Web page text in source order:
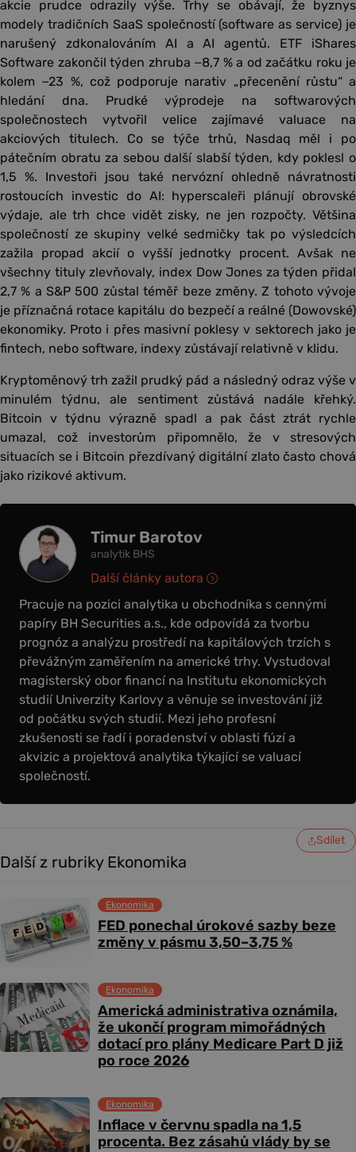
akcie prudce odrazily výše. Trhy se obávají, že byznys
modely tradičních SaaS společností (software as service) je
narušený zdkonalováním AI a AI agentů. ETF iShares
Software zakončil týden zhruba −8,7 % a od začátku roku je
kolem −23 %, což podporuje narativ „přecenění růstu“ a
hledání dna. Prudké výprodeje na softwarových
společnostech vytvořil velice zajímavé valuace na
akciových titulech. Co se týče trhů, Nasdaq měl i po
pátečním obratu za sebou další slabší týden, kdy poklesl o
1,5 %. Investoři jsou také nervózní ohledně návratnosti
rostoucích investic do AI: hyperscaleři plánují obrovské
výdaje, ale trh chce vidět zisky, ne jen rozpočty. Většina
společností ze skupiny velké sedmičky tak po výsledcích
zažila propad akcií o vyšší jednotky procent. Avšak ne
všechny tituly zlevňovaly, index Dow Jones za týden přidal
2,7 % a S&P 500 zůstal téměř beze změny. Z tohoto vývoje
je příznačná rotace kapitálu do bezpečí a reálné (Dowovské)
ekonomiky. Proto i přes masivní poklesy v sektorech jako je
fintech, nebo software, indexy zůstávají relativně v klidu.
Kryptoměnový trh zažil prudký pád a následný odraz výše v
minulém týdnu, ale sentiment zůstává nadále křehký.
Bitcoin v týdnu výrazně spadl a pak část ztrát rychle
umazal, což investorům připomnělo, že v stresových
situacích se i Bitcoin přezdívaný digitální zlato často chová
jako rizikové aktivum.
Timur Barotov
analytik BHS
Pracuje na pozici analytika u obchodníka s cennými
papíry BH Securities a.s., kde odpovídá za tvorbu
prognóz a analýzu prostředí na kapitálových trzích s
převážným zaměřením na americké trhy. Vystudoval
magisterský obor financí na Institutu ekonomických
studií Univerzity Karlovy a věnuje se investování již
od počátku svých studií. Mezi jeho profesní
zkušenosti se řadí i poradenství v oblasti fúzí a
akvizic a projektová analytika týkající se valuací
společností.
Další články autora
Sdílet
Další z rubriky Ekonomika
FED ponechal úrokové sazby beze
změny v pásmu 3,50–3,75 %
Ekonomika
Americká administrativa oznámila,
že ukončí program mimořádných
dotací pro plány Medicare Part D již
po roce 2026
Ekonomika
Inflace v červnu spadla na 1,5
procenta. Bez zásahů vlády by se
Ekonomika